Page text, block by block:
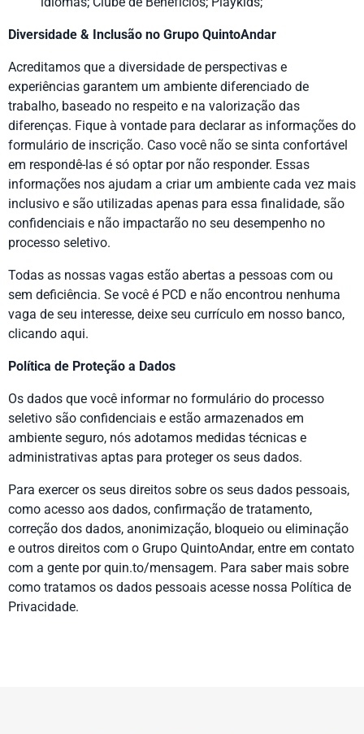
Diversidade & Inclusão no Grupo QuintoAndar
Acreditamos que a diversidade de perspectivas e
experiências garantem um ambiente diferenciado de
trabalho, baseado no respeito e na valorização das
diferenças. Fique à vontade para declarar as informações do
formulário de inscrição. Caso você não se sinta confortável
em respondê-las é só optar por não responder. Essas
informações nos ajudam a criar um ambiente cada vez mais
inclusivo e são utilizadas apenas para essa finalidade, são
confidenciais e não impactarão no seu desempenho no
processo seletivo.
Todas as nossas vagas estão abertas a pessoas com ou
sem deficiência. Se você é PCD e não encontrou nenhuma
vaga de seu interesse, deixe seu currículo em nosso banco,
clicando aqui.
Política de Proteção a Dados
Os dados que você informar no formulário do processo
seletivo são confidenciais e estão armazenados em
ambiente seguro, nós adotamos medidas técnicas e
administrativas aptas para proteger os seus dados.
Para exercer os seus direitos sobre os seus dados pessoais,
como acesso aos dados, confirmação de tratamento,
correção dos dados, anonimização, bloqueio ou eliminação
e outros direitos com o Grupo QuintoAndar, entre em contato
com a gente porquin.to/mensagem. Para saber mais sobre
como tratamos os dados pessoais acesse nossa Política de
Privacidade.